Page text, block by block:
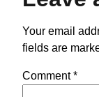
Your email
fields are
Comment*